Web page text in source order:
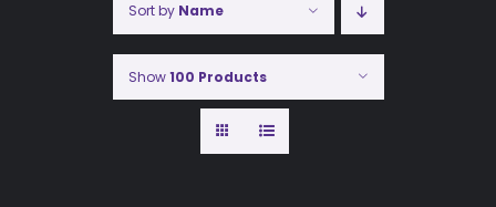
Sort by Name
Show100 Products